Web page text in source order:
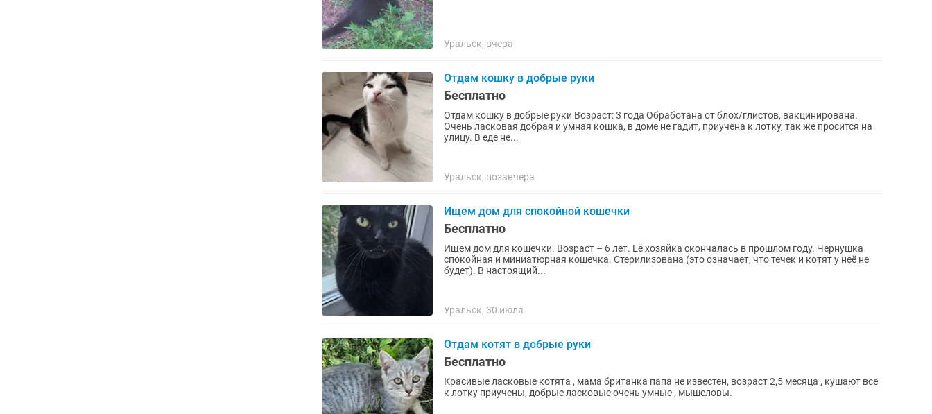
Уральск, вчера
Отдам кошку в добрые руки
Бесплатно
Отдам кошку в добрые руки Возраст: 3 года Обработана от блох/глистов, вакцинирована.
Очень ласковая добрая и умная кошка, в доме не гадит, приучена к лотку, так же просится на
улицу. В еде не...
Уральск, позавчера
Ищем дом для спокойной кошечки
Бесплатно
Ищем дом для кошечки. Возраст – 6 лет. Её хозяйка скончалась в прошлом году. Чернушка
спокойная и миниатюрная кошечка. Стерилизована (это означает, что течек и котят у неё не
будет). В настоящий...
Уральск, 30 июля
Отдам котят в добрые руки
Бесплатно
Красивые ласковые котята , мама британка папа не известен, возраст 2,5 месяца , кушают все
к лотку приучены, добрые ласковые очень умные , мышеловы.